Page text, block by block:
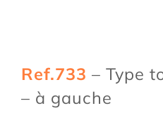
Ref.733 – Type
– à gauche